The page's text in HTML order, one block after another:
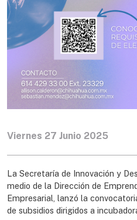
Viernes 27 Junio 2025
La Secretaría de Innovación y
medio de la Dirección de
Empresarial, lanzó la
de subsidios dirigidos a